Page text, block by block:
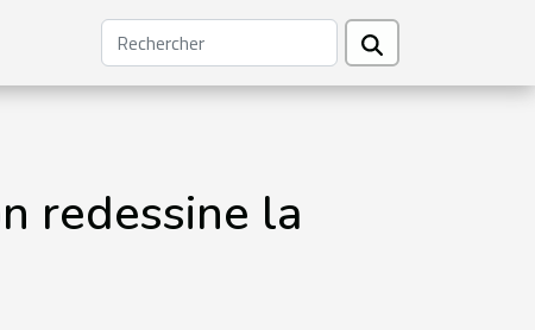
redessine la